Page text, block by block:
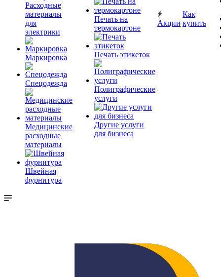
Расходные
материалы
для
электрики
Маркировка
Спецодежда
Медицинские
расходные
материалы
Швейная
фурнитура
Печать на
термокартоне
Печать этикеток
Полиграфические
услуги
Другие услуги
для бизнеса
Акции
Как
купить